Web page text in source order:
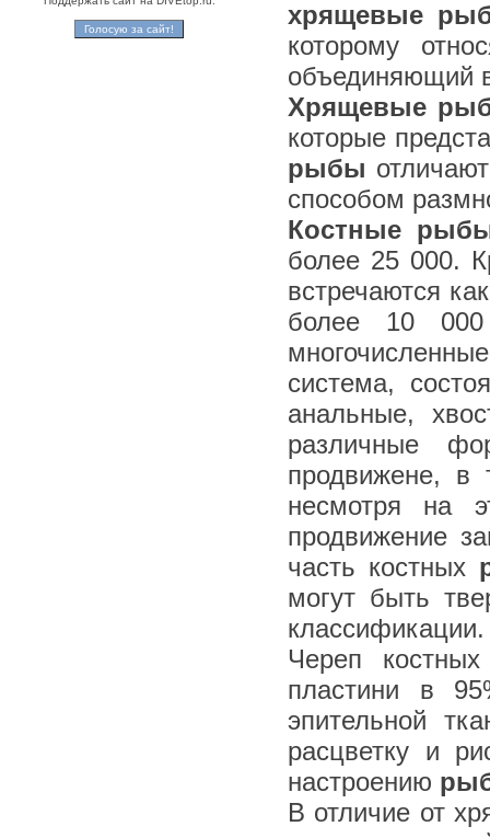
хрящевые
которому
объединяющий
Хрящевые
которые
рыбы
способом
Костные
более 25 000.
встречаются
более 10
система,
анальные,
различные
продвижене, в
несмотря на
продвижение
часть костных
могут быть
классификации.
Череп
пластини в
эпительной
расцветку и
настроению
В отличие от